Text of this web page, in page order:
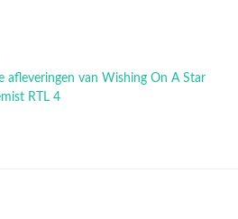
afleveringen van Wishing On A Star
RTL 4